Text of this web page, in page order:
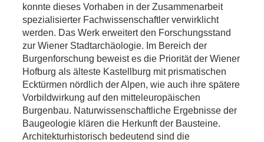
konnte dieses Vorhaben in der Zusammenarbeit
spezialisierter Fachwissenschaftler verwirklicht
werden. Das Werk erweitert den Forschungsstand
zur Wiener Stadtarchäologie. Im Bereich der
Burgenforschung beweist es die Priorität der Wiener
Hofburg als älteste Kastellburg mit prismatischen
Ecktürmen nördlich der Alpen, wie auch ihre spätere
Vorbildwirkung auf den mitteleuropäischen
Burgenbau. Naturwissenschaftliche Ergebnisse der
Baugeologie klären die Herkunft der Bausteine.
Architekturhistorisch bedeutend sind die